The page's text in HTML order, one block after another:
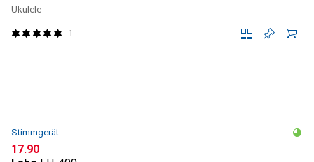
Ukulele
1
Stimmgerät
CHF
17.90